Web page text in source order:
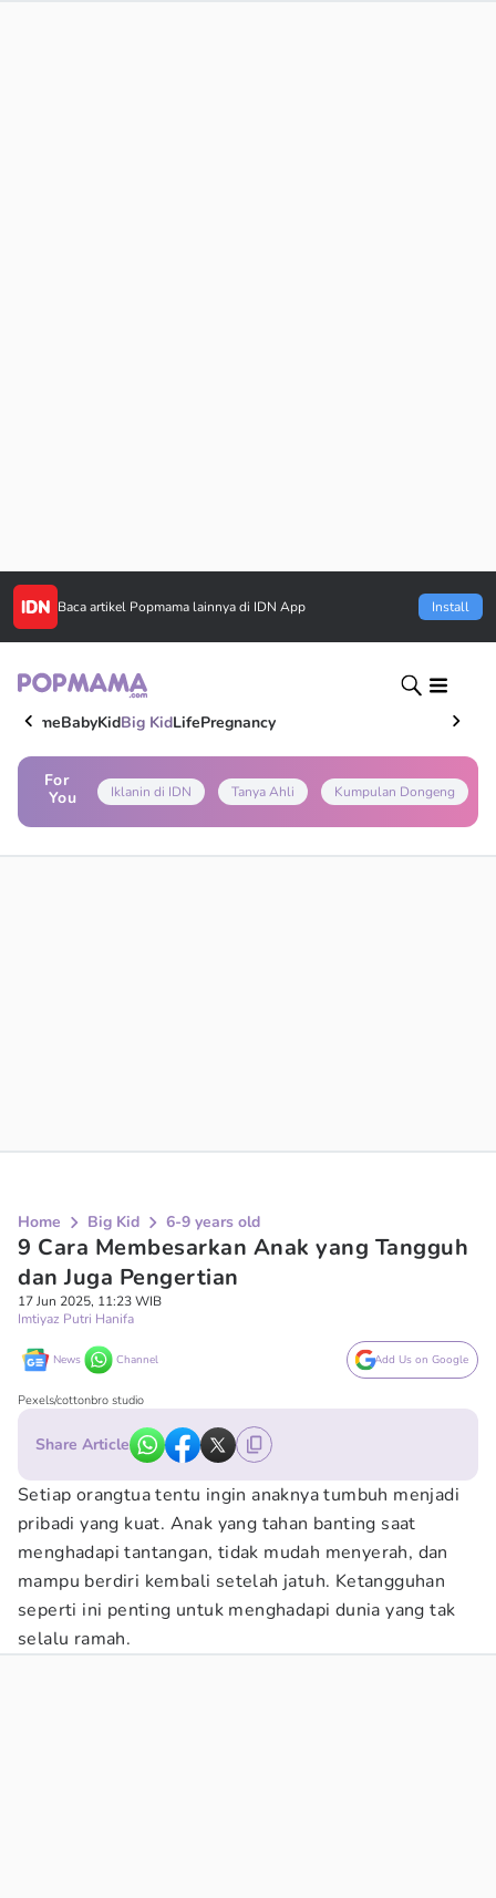
Baca artikel Popmama lainnya di IDN App Install
HomeBabyKidBig KidLifePregnancy
For
You
Iklanin di IDN Tanya Ahli Kumpulan Dongeng
Home Big Kid 6-9 years old
9 Cara Membesarkan Anak yang Tangguh
dan Juga Pengertian
17 Jun 2025, 11:23 WIB
Imtiyaz Putri Hanifa
News Channel Add Us on Google
Pexels/cottonbro studio
Share Article
Setiap orangtua tentu ingin anaknya tumbuh menjadi
pribadi yang kuat. Anak yang tahan banting saat
menghadapi tantangan, tidak mudah menyerah, dan
mampu berdiri kembali setelah jatuh. Ketangguhan
seperti ini penting untuk menghadapi dunia yang tak
selalu ramah.